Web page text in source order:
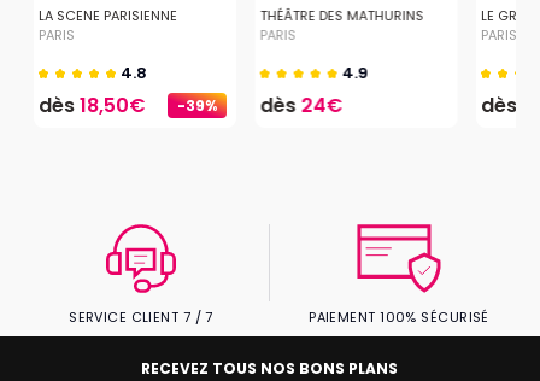
-39%
LA SCENE PARISIENNE
PARIS
4.8
dès18,50€
THÉÂTRE DES MATHURINS
PARIS
4.9
dès24€
LE
PARIS
dès
SERVICE CLIENT 7 / 7 PAIEMENT 100% SÉCURISÉ
RECEVEZ TOUS NOS BONS PLANS